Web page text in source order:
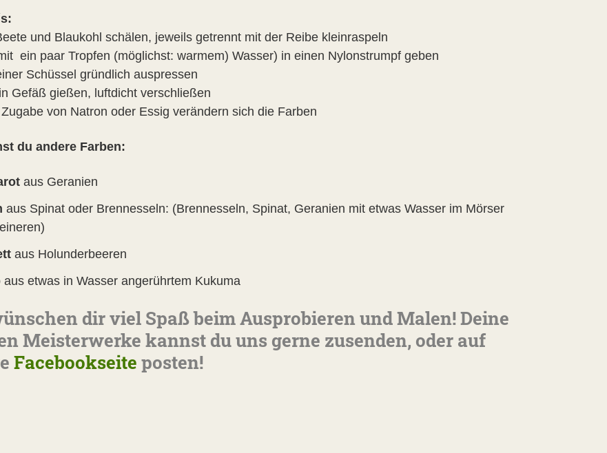
und Blaukohl schälen, jeweils getrennt mit der Reibe kleinraspeln
ein paar Tropfen (möglichst: warmem) Wasser) in einen Nylonstrumpf geben
Schüssel gründlich auspressen
Gefäß gießen, luftdicht verschließen
von Natron oder Essig verändern sich die Farben
du andere Farben:
aus Geranien
aus Spinat oder Brennesseln: (Brennesseln, Spinat, Geranien mit etwas Wasser im Mörser
aus Holunderbeeren
aus etwas in Wasser angerührtem Kukuma
dir viel Spaß beim Ausprobieren und Malen! Deine
Meisterwerke kannst du uns gerne zusenden, oder auf
Facebookseite posten!